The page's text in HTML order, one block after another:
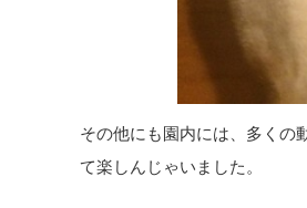
その他にも園内には、多くの
て楽しんじゃいました。